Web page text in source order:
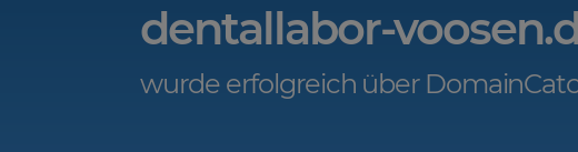
dentallabor-
wurde erfolgreich über